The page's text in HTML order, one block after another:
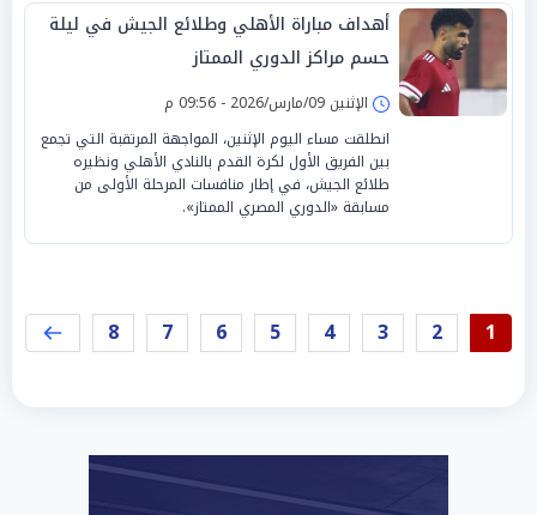
أهداف مباراة الأهلي وطلائع الجيش في ليلة
حسم مراكز الدوري الممتاز
الإثنين 09/مارس/2026 - 09:56 م
انطلقت مساء اليوم الإثنين، المواجهة المرتقبة التي تجمع
بين الفريق الأول لكرة القدم بالنادي الأهلي ونظيره
طلائع الجيش، في إطار منافسات المرحلة الأولى من
مسابقة «الدوري المصري الممتاز».
1
2
3
4
5
6
7
8